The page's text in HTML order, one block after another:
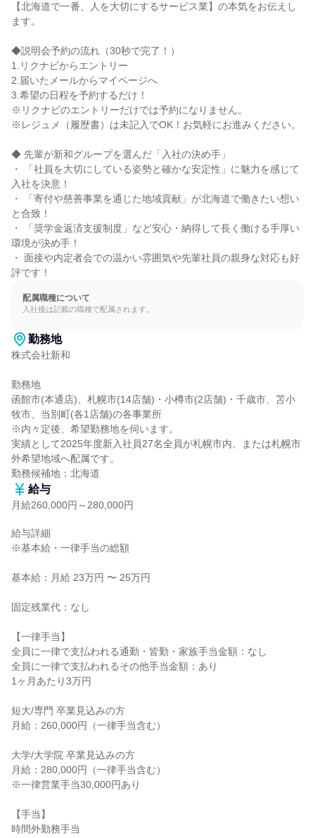
【北海道で一番、人を大切にするサービス業】の本気をお伝えし
ます。
◆説明会予約の流れ（30秒で完了！）
1.リクナビからエントリー
2.届いたメールからマイページへ
3.希望の日程を予約するだけ！
※リクナビのエントリーだけでは予約になりません。
※レジュメ（履歴書）は未記入でOK！お気軽にお進みください。
◆ 先輩が新和グループを選んだ「入社の決め手」
・ 「社員を大切にしている姿勢と確かな安定性」に魅力を感じて
入社を決意！
・ 「寄付や慈善事業を通じた地域貢献」が北海道で働きたい想い
と合致！
・ 「奨学金返済支援制度」など安心・納得して長く働ける手厚い
環境が決め手！
・ 面接や内定者会での温かい雰囲気や先輩社員の親身な対応も好
評です！
配属職種について
入社後は記載の職種で配属されます。
勤務地
株式会社新和
勤務地
函館市(本通店)、札幌市(14店舗)・小樽市(2店舗)・千歳市、苫小
牧市、当別町(各1店舗)の各事業所
※内々定後、希望勤務地を伺います。
実績として2025年度新入社員27名全員が札幌市内、または札幌市
外希望地域へ配属です。
勤務候補地：北海道
給与
月給260,000円～280,000円
給与詳細
※基本給・一律手当の総額
基本給：月給 23万円 〜 25万円
固定残業代：なし
【一律手当】
全員に一律で支払われる通勤・皆勤・家族手当金額：なし
全員に一律で支払われるその他手当金額：あり
1ヶ月あたり3万円
短大/専門 卒業見込みの方
月給：260,000円（一律手当含む）
大学/大学院 卒業見込みの方
月給：280,000円（一律手当含む）
※一律営業手当30,000円あり
【手当】
時間外勤務手当